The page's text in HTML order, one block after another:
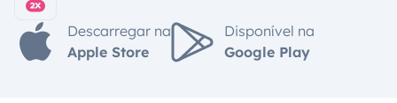
Descarregar na
Apple Store
Disponível na
Google Play